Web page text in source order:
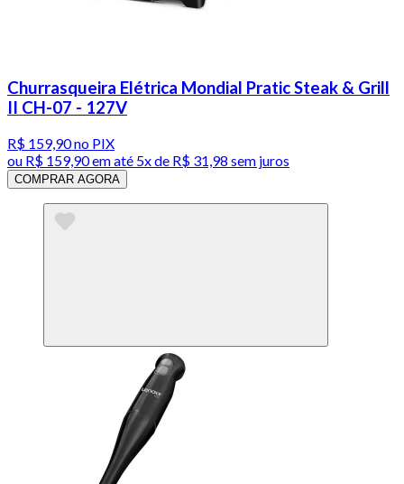
Churrasqueira Elétrica Mondial Pratic Steak & Grill
II CH-07 - 127V
R$ 159,90no PIX
ou R$ 159,90em até 5x de R$ 31,98 sem juros
COMPRAR AGORA